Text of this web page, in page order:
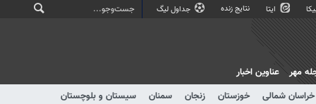
ایتا نتایج زنده جداول لیگ
خراسان شمالی خوزستان زنجان سمنان
سیستان و بلوچستان
مهر عناوین اخبار